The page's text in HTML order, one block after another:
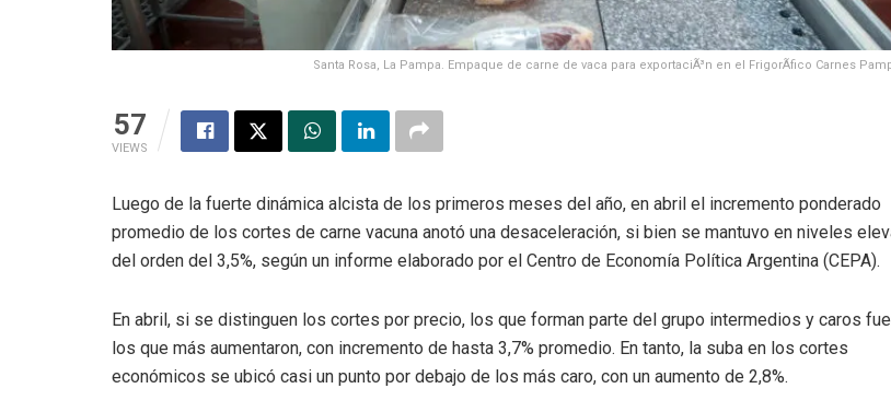
Santa Rosa, La Pampa. Empaque de carne de vaca para exportaciÃ³n en el FrigorÃ­fico Carnes
57
VIEWS
Luego de la fuerte dinámica alcista de los primeros meses del año, en abril el incremento ponderado
promedio de los cortes de carne vacuna anotó una desaceleración, si bien se mantuvo en niveles
del orden del 3,5%, según un informe elaborado por el Centro de Economía Política Argentina (CEPA).
En abril, si se distinguen los cortes por precio, los que forman parte del grupo intermedios y caros
los que más aumentaron, con incremento de hasta 3,7% promedio. En tanto, la suba en los cortes
económicos se ubicó casi un punto por debajo de los más caro, con un aumento de 2,8%.